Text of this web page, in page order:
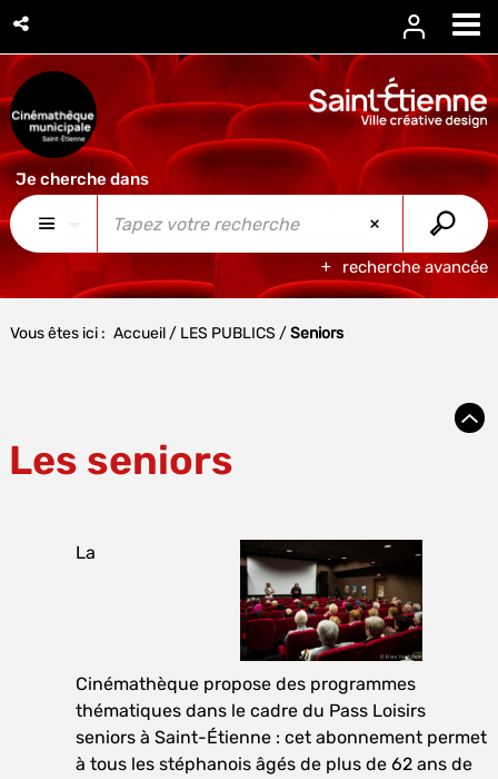
recherche avancée
Vous êtes ici : Accueil/ LES PUBLICS /Seniors
Les seniors
La
Cinémathèque propose des programmes
thématiques dans le cadre du Pass Loisirs
seniors à Saint-Étienne : cet abonnement permet
à tous les stéphanois âgés de plus de 62 ans de